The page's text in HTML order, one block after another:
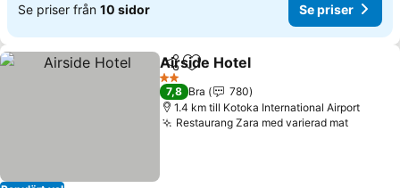
Se priser från 10 sidor Se priser
Dela Lägg till i Mina Favoriter
Airside Hotel
2 Stjärnor
7,8 Bra
780
1.4 km till Kotoka International Airport
Restaurang Zara med varierad matSe